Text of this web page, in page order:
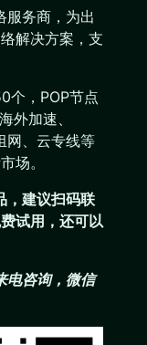
服务商，为出
解决方案，支
个，POP节点
外加速、
网、云专线等
场。
，建议扫码联
试用，还可以
电咨询，微信